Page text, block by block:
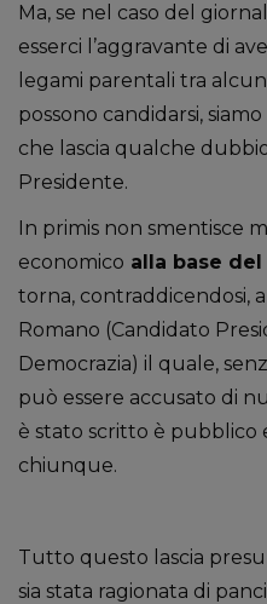
Ma, se nel caso del
esserci l’aggravante di
legami parentali tra
possono candidarsi,
che lascia qualche
Presidente.
In primis non smentisce
economico alla base
torna, contraddicendosi,
Romano (Candidato
Democrazia) il quale,
può essere accusato di
è stato scritto è pubblico
chiunque.
Tutto questo lascia
sia stata ragionata di